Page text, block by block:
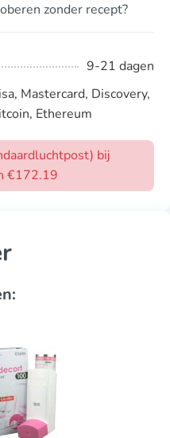
zonder recept?
9-21 dagen
Mastercard, Discovery,
Ethereum
bij
€172.19